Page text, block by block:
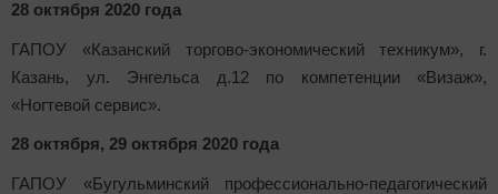
28 октября 2020 года
ГАПОУ «Казанский торгово-экономический техникум», г.
Казань, ул. Энгельса д.12 по компетенции «Визаж»,
«Ногтевой сервис».
28 октября, 29 октября 2020 года
ГАПОУ «Бугульминский профессионально-педагогический